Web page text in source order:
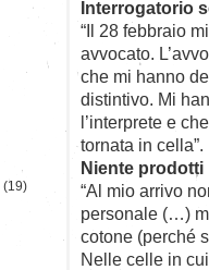
Interrogatorio
“Il 28 febbraio
avvocato.
che mi hanno
distintivo. Mi
l’interprete e
tornata in cella”.
Niente prodotti
“Al mio arrivo
personale (…)
cotone (perché
Nelle celle in
(19)